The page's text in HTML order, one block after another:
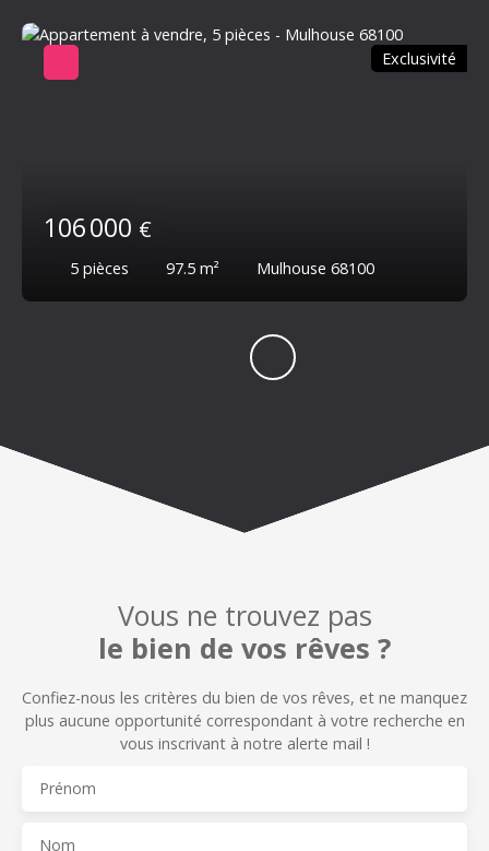
106 000 €
5 pièces 97.5 m² Mulhouse 68100
Exclusivité
Vous ne trouvez pas
le bien de vos rêves ?
Confiez-nous les critères du bien de vos rêves, et ne manquez
plus aucune opportunité correspondant à votre recherche en
vous inscrivant à notre alerte mail !
Prénom
Nom